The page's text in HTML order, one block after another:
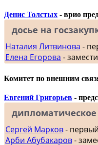
Денис Толстых - врио
досье на
Наталия Литвинова -
Елена Егорова -
Комитет по внешним
Евгений Григорьев -
дипломатическое
Сергей Марков-
Арби Абубакаров-